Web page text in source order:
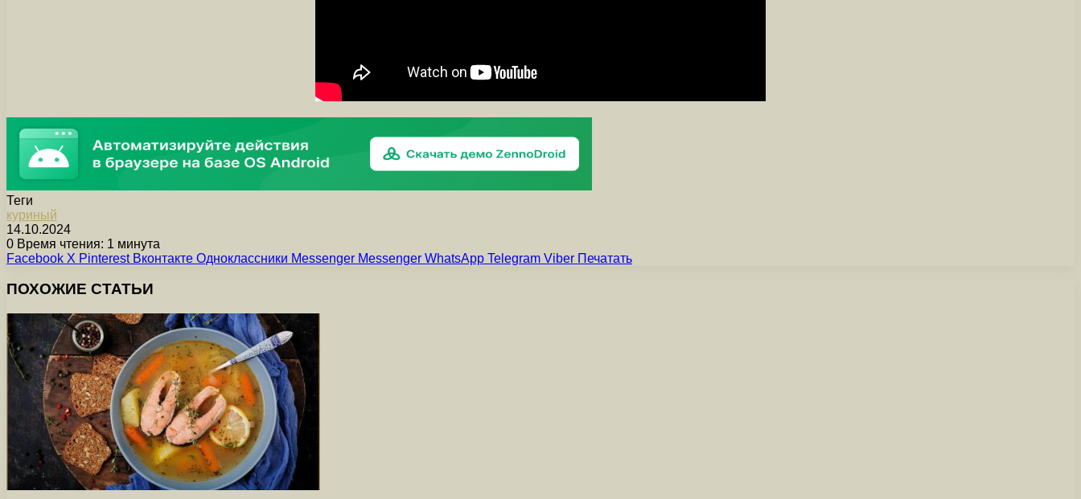
Теги
куриный
14.10.2024
0 Время чтения: 1 минута
Facebook X Pinterest Вконтакте Одноклассники Messenger Messenger WhatsApp Telegram Viber Печатать
ПОХОЖИЕ СТАТЬИ